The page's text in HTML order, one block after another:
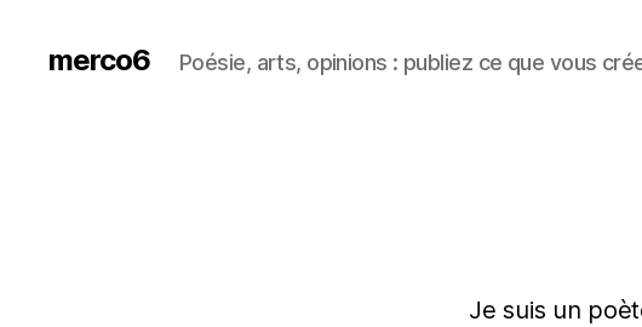
merco6 Poésie, arts, opinions : publiez ce que vous
Je suis un